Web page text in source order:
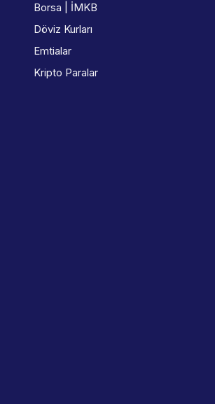
Borsa | İMKB
Döviz Kurları
Emtialar
Kripto Paralar